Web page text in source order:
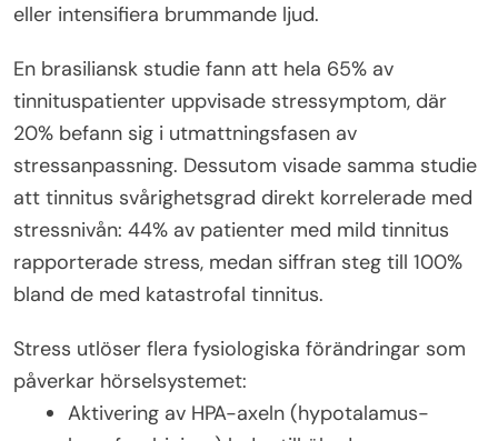
eller intensifiera brummande ljud.
En brasiliansk studie fann att hela 65% av
tinnituspatienter uppvisade stressymptom, där
20% befann sig i utmattningsfasen av
stressanpassning. Dessutom visade samma studie
att tinnitus svårighetsgrad direkt korrelerade med
stressnivån: 44% av patienter med mild tinnitus
rapporterade stress, medan siffran steg till 100%
bland de med katastrofal tinnitus.
Stress utlöser flera fysiologiska förändringar som
påverkar hörselsystemet:
Aktivering av HPA-axeln (hypotalamus-